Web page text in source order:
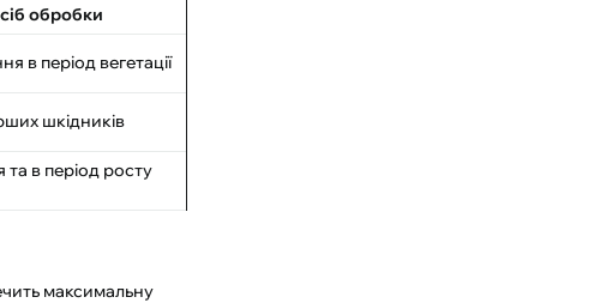
обробки
в період вегетації
шкідників
та в період росту
максимальну